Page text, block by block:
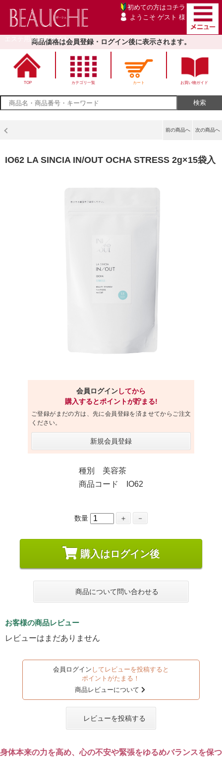
エステ用品卸売サイト
初めての方は コチラ
ようこそ ゲスト 様
商品価格は会員登録・ログイン後に表示されます。
TOP カテゴリ一覧 カート お買い物ガイド
次の商品へ
前の商品へ
IO62 LA SINCIA IN/OUT OCHA STRESS 2g×15袋入
会員ログインしてから
購入するとポイントが貯まる!
ご登録がまだの方は、先に会員登録を済ませてからご注文
ください。
新規会員登録
種別 美容茶
商品コード IO62
数量 ＋ －
購入はログイン後
商品について問い合わせる
お客様の商品レビュー
レビューはまだありません
会員ログイン してレビューを投稿すると
ポイントがたまる！
商品レビューについて
レビューを投稿する
身体本来の力を高め、心の不安や緊張をゆるめバランスを保つ